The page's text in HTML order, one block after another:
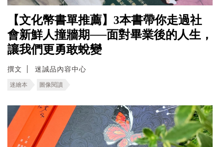
【文化幣書單推薦】3本書帶你走過社
會新鮮人撞牆期──面對畢業後的人生，
讓我們更勇敢蛻變
撰文 迷誠品內容中心
迷繪本 圖像閱讀